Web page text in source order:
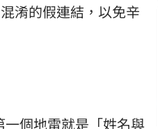
淆的假連結，以免辛
個地雷就是「姓名與